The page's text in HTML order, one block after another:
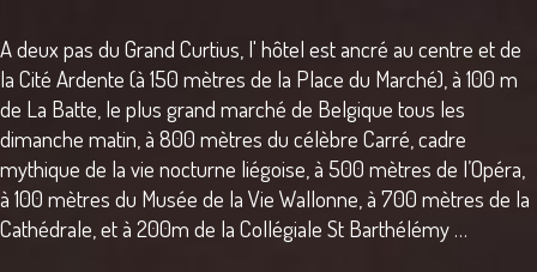
A deux pas du Grand Curtius, l' hôtel est ancré au centre et de
la Cité Ardente (à 150 mètres de la Place du Marché), à 100 m
de La Batte, le plus grand marché de Belgique tous les
dimanche matin, à 800 mètres du célèbre Carré, cadre
mythique de la vie nocturne liégoise, à 500 mètres de l’Opéra,
à 100 mètres du Musée de la Vie Wallonne, à 700 mètres de la
Cathédrale, et à 200m de la Collégiale St Barthélémy …